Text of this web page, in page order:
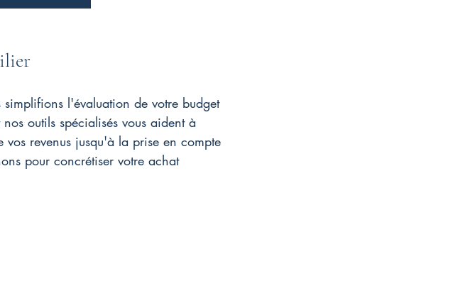
l'évaluation de votre budget
outils spécialisés vous aident à
revenus jusqu'à la prise en compte
pour concrétiser votre achat